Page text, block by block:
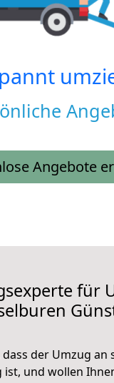
Angebote
für
der Umzug an
ist, und wollen